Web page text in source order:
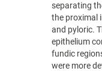
separating
the proximal
and pyloric.
epithelium
fundic
were more